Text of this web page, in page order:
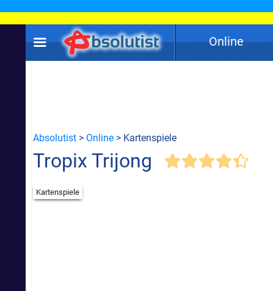
Online
Absolutist > Online > Kartenspiele
Tropix Trijong
Kartenspiele